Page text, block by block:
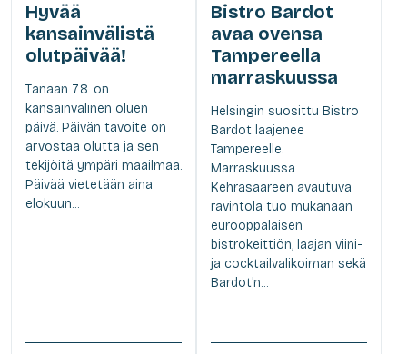
Hyvää
kansainvälistä
olutpäivää!
Tänään 7.8. on
kansainvälinen oluen
päivä. Päivän tavoite on
arvostaa olutta ja sen
tekijöitä ympäri maailmaa.
Päivää vietetään aina
elokuun...
Bistro Bardot
avaa ovensa
Tampereella
marraskuussa
Helsingin suosittu Bistro
Bardot laajenee
Tampereelle.
Marraskuussa
Kehräsaareen avautuva
ravintola tuo mukanaan
eurooppalaisen
bistrokeittiön, laajan viini-
ja cocktailvalikoiman sekä
Bardot'n...